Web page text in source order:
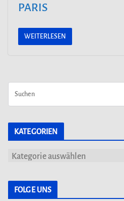
PARIS
WEITERLESEN
KATEGORIEN
FOLGE UNS